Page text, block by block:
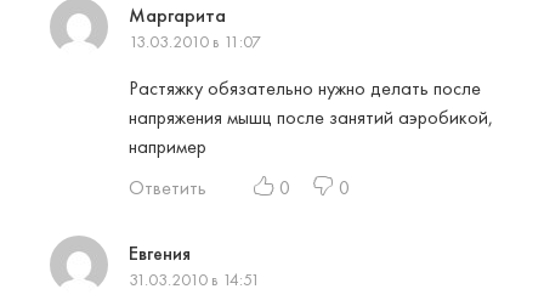
Маргарита
13.03.2010 в 11:07
Растяжку обязательно нужно делать после
напряжения мышц после занятий аэробикой,
например
Ответить
0 0
Евгения
31.03.2010 в 14:51